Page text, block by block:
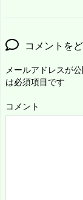
コメントを
メールアドレスが
は必須項目です
コメント